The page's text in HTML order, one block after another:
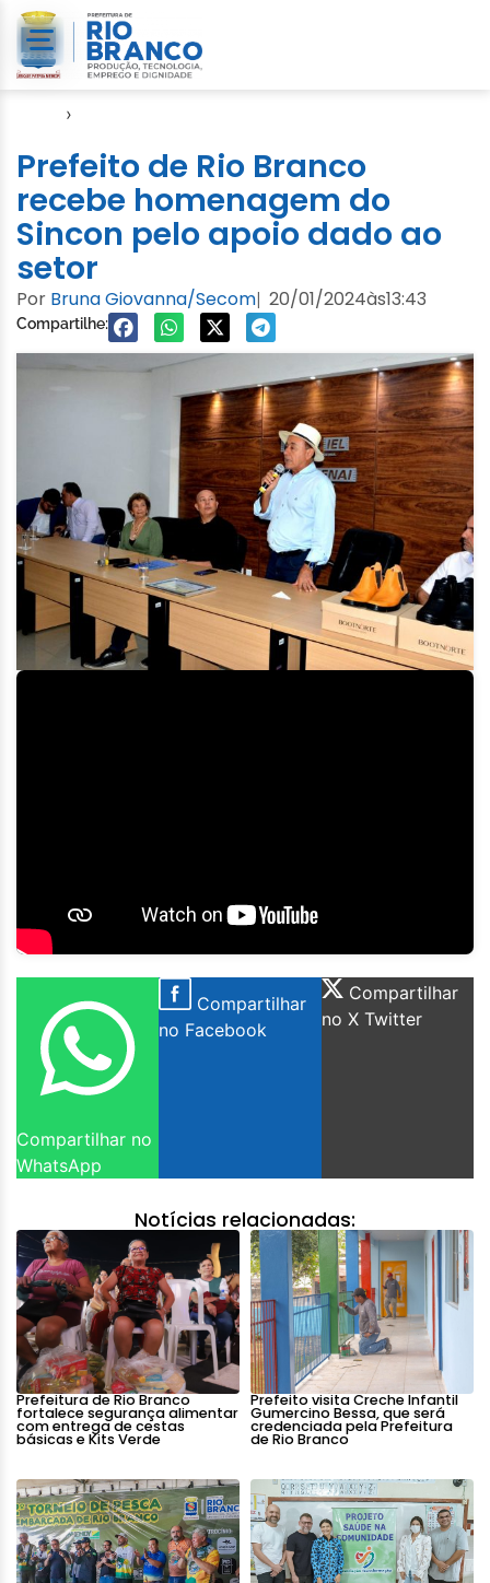
›
Prefeito de Rio Branco
recebe homenagem do
Sincon pelo apoio dado ao
setor
Por Bruna Giovanna/Secom| 20/01/2024às13:43
Compartilhe:
Compartilhar no
WhatsApp
Compartilhar
no Facebook
Compartilhar
no X Twitter
Notícias relacionadas:
Prefeitura de Rio Branco
fortalece segurança alimentar
com entrega de cestas
básicas e Kits Verde
Prefeito visita Creche Infantil
Gumercino Bessa, que será
credenciada pela Prefeitura
de Rio Branco